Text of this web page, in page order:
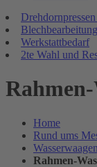
Blechbearbeitung
Werkstattbedarf
2te Wahl und
Rahmen-
Home
Rund ums
Wasserwaagen
Rahmen-